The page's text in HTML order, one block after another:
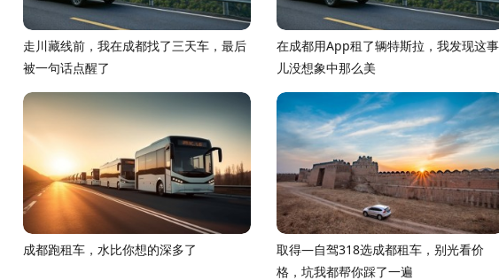
走川藏线前，我在成都找了三天车，最后
被一句话点醒了
在成都用App租了辆特斯拉，我发现这事
儿没想象中那么美
成都跑租车，水比你想的深多了
取得—自驾318选成都租车，别光看价
格，坑我都帮你踩了一遍